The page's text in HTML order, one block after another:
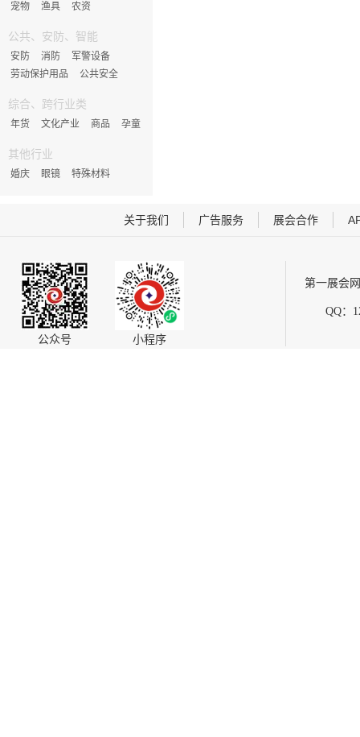
宠物
渔具 农资
公共、安防、智能
安防 消防
军警设备
劳动保护用品
公共安全
综合、跨行业类
年货 文化产业 商品 孕童
其他行业
婚庆 眼镜 特殊材料
关于我们 广告服务 展会合作
公众号 小程序
第一展会
QQ：